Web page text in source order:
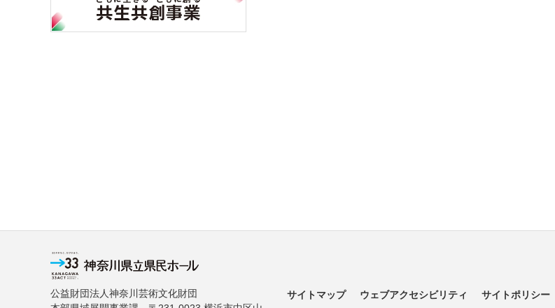
公益財団法人神奈川芸術文化財団
サイトマップ ウェブアクセシビリティ サイトポリシー